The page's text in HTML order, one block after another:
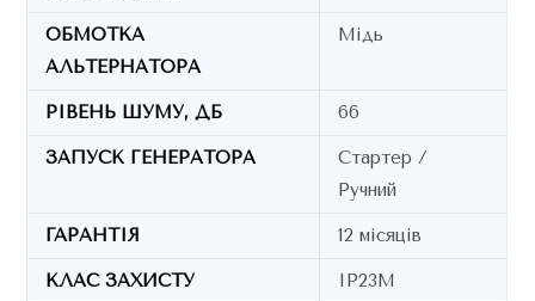
ОБМОТКА
АЛЬТЕРНАТОРА
Мідь
РІВЕНЬ ШУМУ, ДБ 66
ЗАПУСК ГЕНЕРАТОРА
Стартер /
Ручний
ГАРАНТІЯ 12 місяців
КЛАС ЗАХИСТУ IP23M